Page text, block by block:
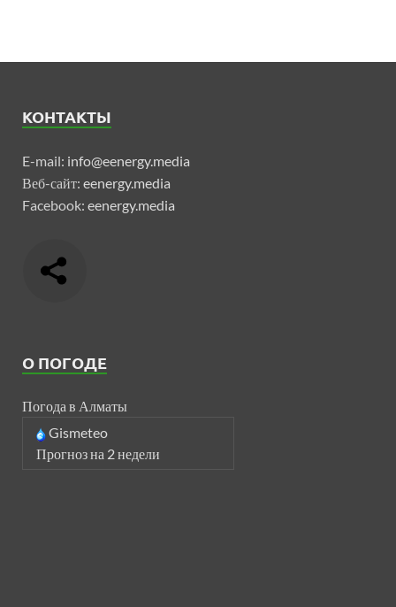
КОНТАКТЫ
E-mail: info@eenergy.media
Веб-сайт: eenergy.media
Facebook: eenergy.media
О ПОГОДЕ
Погода в Алматы
Gismeteo
Прогноз на 2 недели